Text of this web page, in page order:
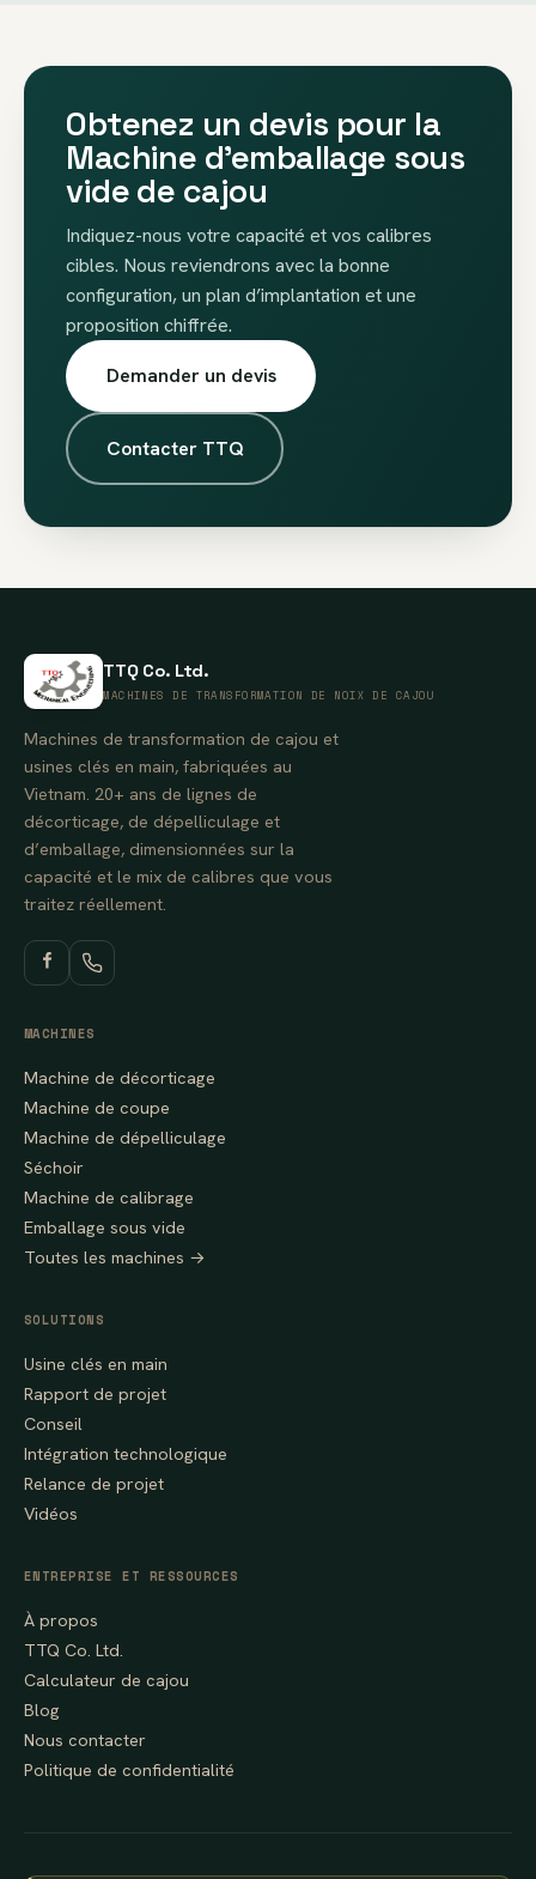
Obtenez un devis pour la
Machine d’emballage sous
vide de cajou
Indiquez-nous votre capacité et vos calibres
cibles. Nous reviendrons avec la bonne
configuration, un plan d’implantation et une
proposition chiffrée.
Demander un devis
Contacter TTQ
TTQ Co. Ltd.
MACHINES DE TRANSFORMATION DE NOIX DE CAJOU
Machines de transformation de cajou et
usines clés en main, fabriquées au
Vietnam. 20+ ans de lignes de
décorticage, de dépelliculage et
d’emballage, dimensionnées sur la
capacité et le mix de calibres que vous
traitez réellement.
MACHINES
Machine de décorticage
Machine de coupe
Machine de dépelliculage
Séchoir
Machine de calibrage
Emballage sous vide
Toutes les machines →
SOLUTIONS
Usine clés en main
Rapport de projet
Conseil
Intégration technologique
Relance de projet
Vidéos
ENTREPRISE ET RESSOURCES
À propos
TTQ Co. Ltd.
Calculateur de cajou
Blog
Nous contacter
Politique de confidentialité